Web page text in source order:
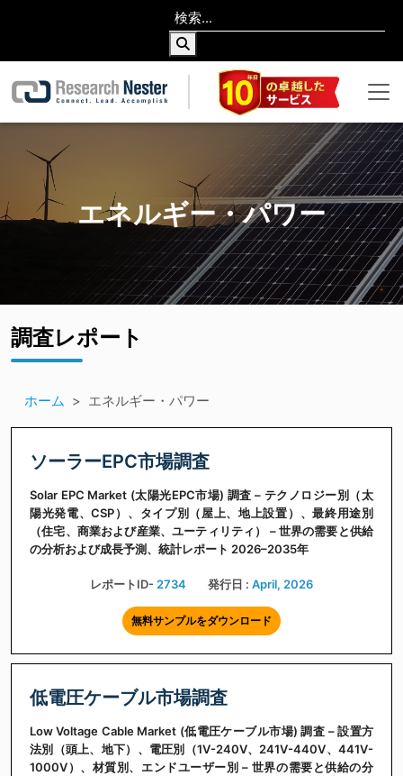
エネルギー・パワー
調査レポート
ホーム エネルギー・パワー
ソーラーEPC市場調査
Solar EPC Market (太陽光EPC市場) 調査 – テクノロジー別（太
陽光発電、CSP）、タイプ別（屋上、地上設置）、最終用途別
（住宅、商業および産業、ユーティリティ） – 世界の需要と供給
の分析および成長予測、統計レポート 2026–2035年
レポートID- 2734 発行日 : April, 2026
無料サンプルをダウンロード
低電圧ケーブル市場調査
Low Voltage Cable Market (低電圧ケーブル市場) 調査 – 設置方
法別（頭上、地下）、電圧別（1V-240V、241V-440V、441V-
1000V）、材質別、エンドユーザー別 – 世界の需要と供給の分